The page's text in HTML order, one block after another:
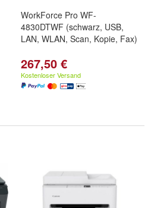
WorkForce Pro WF-
4830DTWF (schwarz, USB,
LAN, WLAN, Scan, Kopie, Fax)
267,50 €
Kostenloser Versand